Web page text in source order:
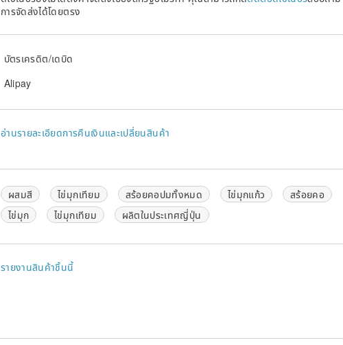
การจัดส่งได้โดยตรง
บัตรเครดิต/เดบิด
Alipay
อ่านรายละเอียดการคืนเงินและเปลี่ยนสินค้า
ผสมสี ไข่มุกเทียม สร้อยคอปมทั้งหมด ไข่มุกแก้ว
สร้อยคอ
ไข่มุก
ไข่มุกเทียม ผลิตในประเทศญี่ปุ่น
รายงานสินค้าชิ้นนี้